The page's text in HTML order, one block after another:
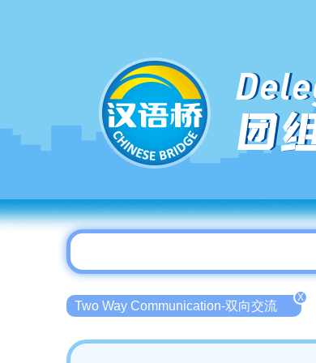
团
Two Way Communication-双向交流
X